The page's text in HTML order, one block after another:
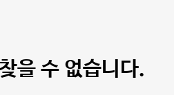
을 수 없습니다.